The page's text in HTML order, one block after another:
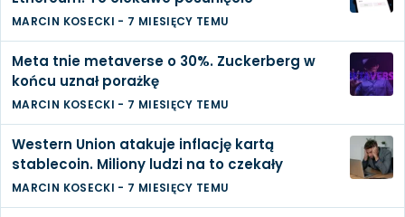
MARCIN KOSECKI - 7 MIESIĘCY TEMU
Meta tnie metaverse o 30%. Zuckerberg w
końcu uznał porażkę
MARCIN KOSECKI - 7 MIESIĘCY TEMU
Western Union atakuje inflację kartą
stablecoin. Miliony ludzi na to czekały
MARCIN KOSECKI - 7 MIESIĘCY TEMU